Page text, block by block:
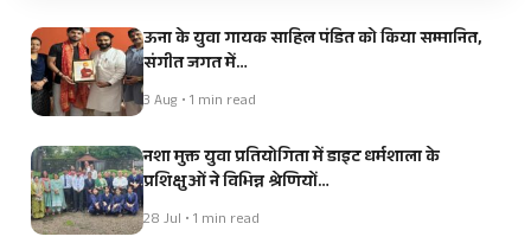
ऊना के युवा गायक साहिल पंडित को किया सम्मानित,
संगीत जगत में…
3 Aug • 1 min read
नशा मुक्त युवा प्रतियोगिता में डाइट धर्मशाला के
प्रशिक्षुओं ने विभिन्न श्रेणियों…
28 Jul • 1 min read